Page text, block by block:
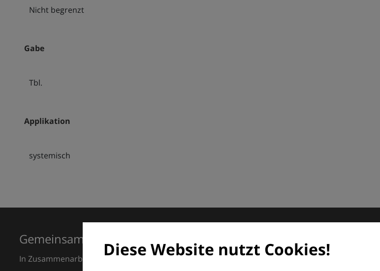
Nicht begrenzt
Gabe
Tbl.
Applikation
systemisch
Diese Website nutzt Cookies!
Gemeinsam für Exzellenz in der Dermatologie
In Zusammenarbeit mit dem European Dermatology Forum (EDF) und Euroderm Excellence